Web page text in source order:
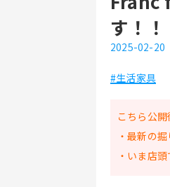
す！！
2025-02-20
#生活家具
こちら公
・最新の
・いま店